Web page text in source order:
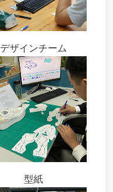
デザインチーム
型紙